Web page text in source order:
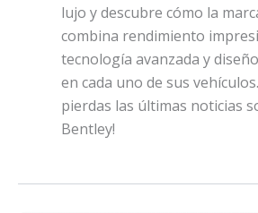
lujo y descubre cómo la
combina rendimiento
tecnología avanzada y
en cada uno de sus
pierdas las últimas noticias
Bentley!